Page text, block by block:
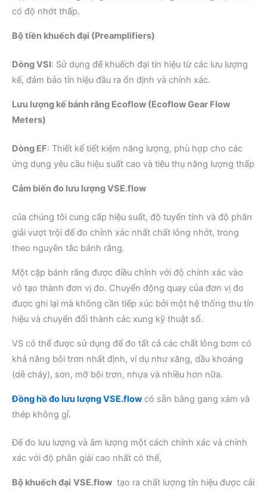
có độ nhớt thấp.
Bộ tiền khuếch đại (Preamplifiers)
Dòng VSI: Sử dụng để khuếch đại tín hiệu từ các lưu lượng
kế, đảm bảo tín hiệu đầu ra ổn định và chính xác.
Lưu lượng kế bánh răng Ecoflow (Ecoflow Gear Flow
Meters)
Dòng EF: Thiết kế tiết kiệm năng lượng, phù hợp cho các
ứng dụng yêu cầu hiệu suất cao và tiêu thụ năng lượng thấp
Cảm biến đo lưu lượng VSE.flow
của chúng tôi cung cấp hiệu suất, độ tuyến tính và độ phân
giải vượt trội để đo chính xác nhất chất lỏng nhớt, trong
theo nguyên tắc bánh răng.
Một cặp bánh răng được điều chỉnh với độ chính xác vào
vỏ tạo thành đơn vị đo. Chuyển động quay của đơn vị đo
được ghi lại mà không cần tiếp xúc bởi một hệ thống thu tín
hiệu và chuyển đổi thành các xung kỹ thuật số.
VS có thể được sử dụng để đo tất cả các chất lỏng bơm có
khả năng bôi trơn nhất định, ví dụ như xăng, dầu khoáng
(dễ cháy), sơn, mỡ bôi trơn, nhựa và nhiều hơn nữa.
Đồng hồ đo lưu lượng VSE.flow có sẵn bằng gang xám và
thép không gỉ.
Để đo lưu lượng và âm lượng một cách chính xác và chính
xác với độ phân giải cao nhất có thể,
Bộ khuếch đại VSE.flow tạo ra chất lượng tín hiệu được cải